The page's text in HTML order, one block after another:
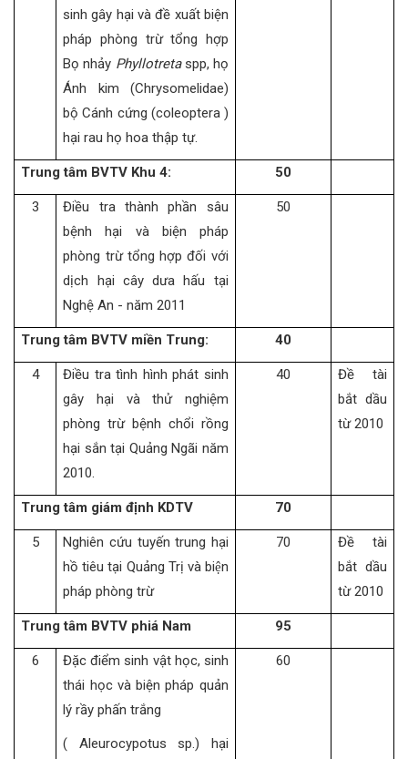
sinh gây hại và đề xuất biện
pháp phòng trừ tổng hợp
Bọ nhảy Phyllotretaspp, họ
Ánh kim (Chrysomelidae)
bộ Cánh cứng (coleoptera )
hại rau họ hoa thập tự.
Trung tâm BVTV Khu 4: 50
3
Điều tra thành phần sâu
bệnh hại và biện pháp
phòng trừ tổng hợp đối với
dịch hại cây dưa hấu tại
Nghệ An - năm 2011
50
Trung tâm BVTV miền Trung: 40
4
Điều tra tình hình phát sinh
gây hại và thử nghiệm
phòng trừ bệnh chổi rồng
hại sắn tại Quảng Ngãi năm
2010.
40
Đề tài
bắt dầu
từ 2010
Trung tâm giám định KDTV 70
5
Nghiên cứu tuyến trung hại
hồ tiêu tại Quảng Trị và biện
pháp phòng trừ
70
Đề tài
bắt dầu
từ 2010
Trung tâm BVTV phiá Nam 95
6
Đặc điểm sinh vật học, sinh
thái học và biện pháp quản
lý rầy phấn trắng
( Aleurocypotus sp.) hại
60